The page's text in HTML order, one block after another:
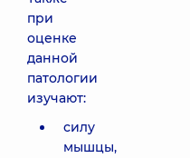
при
оценке
данной
патологии
изучают:
силу
мышцы,